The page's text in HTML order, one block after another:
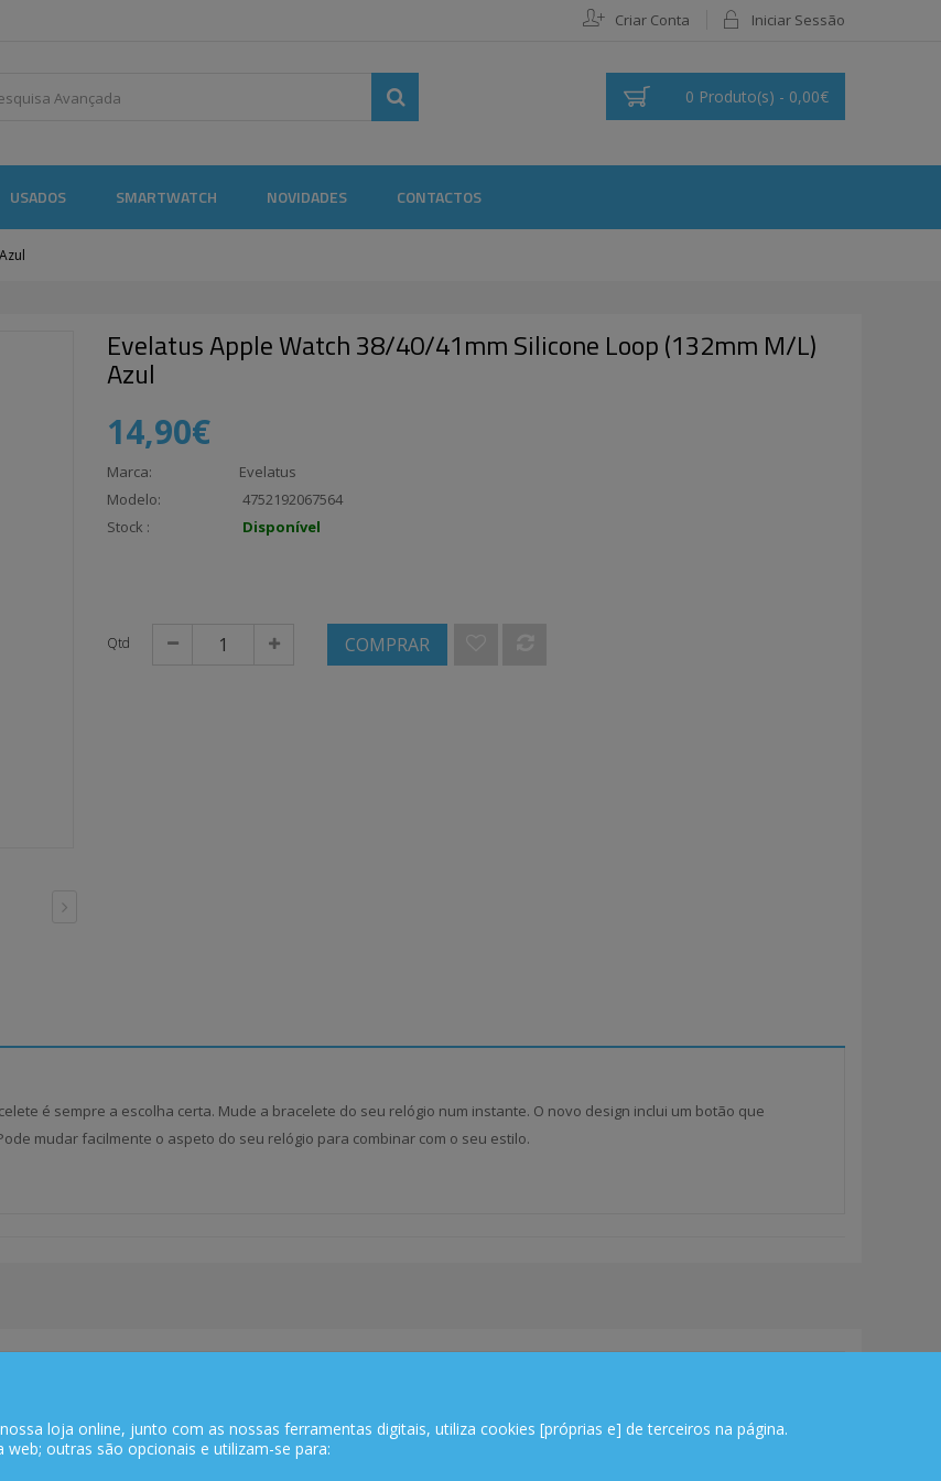
Criar Conta Iniciar Sessão
0 Produto(s) - 0,00€
USADOS SMARTWATCH NOVIDADES CONTACTOS
Evelatus Apple Watch 38/40/41mm Silicone Loop (132mm M/L)
Azul
14,90€
Marca:
Evelatus
Modelo:
4752192067564
Stock :
Disponível
Qtd COMPRAR
é sempre a escolha certa. Mude a bracelete do seu relógio num instante. O novo design inclui um botão que
mudar facilmente o aspeto do seu relógio para combinar com o seu estilo.
Consulte aqui a sua
reparação
Devolução Garantida!
loja online, junto com as nossas ferramentas digitais, utiliza cookies [próprias e] de terceiros na página.
outras são opcionais e utilizam-se para: